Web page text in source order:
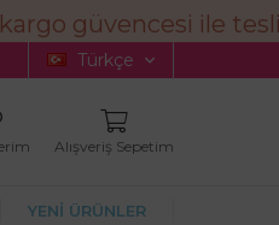
güvencesi ile
Türkçe
Alışveriş Sepetim
YENİ ÜRÜNLER